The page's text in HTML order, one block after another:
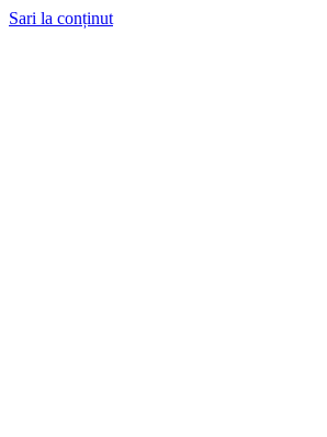
Sari la conținut